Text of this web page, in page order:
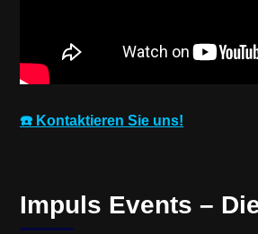
☎️ Kontaktieren Sie uns!
Impuls Events –